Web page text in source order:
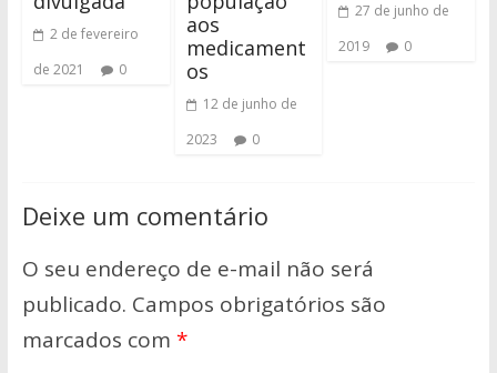
2 de fevereiro
de 2021
0
aos
medicament
os
12 de junho de
2023
0
27 de junho de
2019
0
Deixe um comentário
O seu endereço de e-mail não será
publicado. Campos obrigatórios são
marcados com *